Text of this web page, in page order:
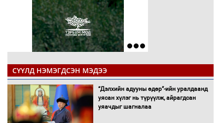
СҮҮЛД НЭМЭГДСЭН МЭДЭЭ
“Дэлхийн адууны өдөр”-ийн уралдаанд
уясан хүлэг нь түрүүлж, айрагдсан
уяачдыг шагналаа